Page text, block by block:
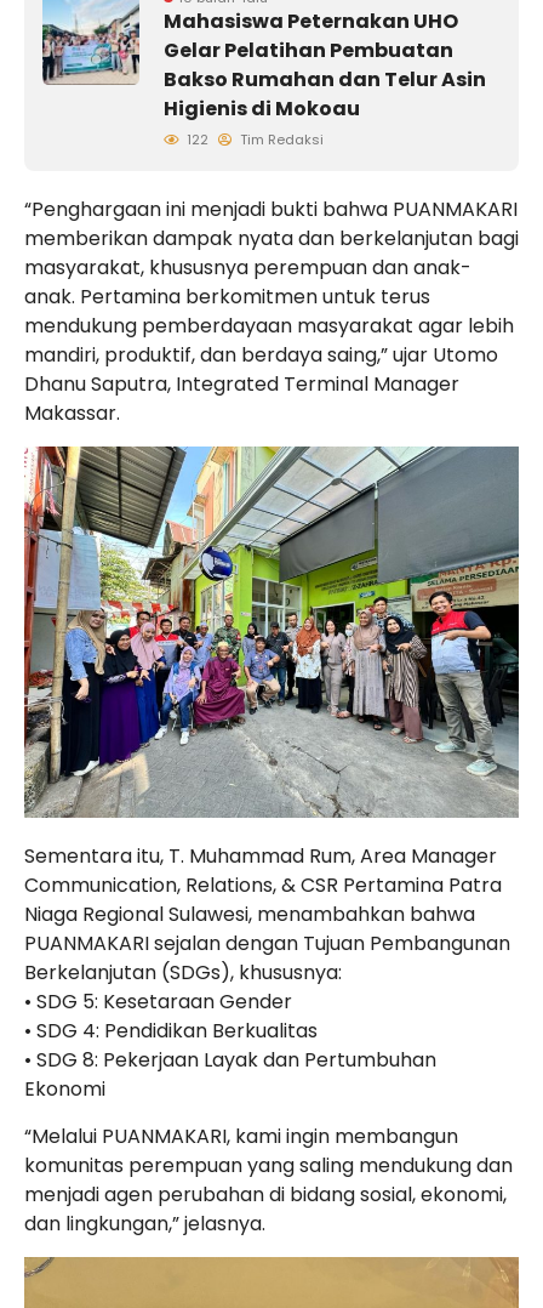
Mahasiswa Peternakan UHO
Gelar Pelatihan Pembuatan
Bakso Rumahan dan Telur Asin
Higienis di Mokoau
122 Tim Redaksi
“Penghargaan ini menjadi bukti bahwa PUANMAKARI
memberikan dampak nyata dan berkelanjutan bagi
masyarakat, khususnya perempuan dan anak-
anak. Pertamina berkomitmen untuk terus
mendukung pemberdayaan masyarakat agar lebih
mandiri, produktif, dan berdaya saing,” ujar Utomo
Dhanu Saputra, Integrated Terminal Manager
Makassar.
Sementara itu, T. Muhammad Rum, Area Manager
Communication, Relations, & CSR Pertamina Patra
Niaga Regional Sulawesi, menambahkan bahwa
PUANMAKARI sejalan dengan Tujuan Pembangunan
Berkelanjutan (SDGs), khususnya:
• SDG 5: Kesetaraan Gender
• SDG 4: Pendidikan Berkualitas
• SDG 8: Pekerjaan Layak dan Pertumbuhan
Ekonomi
“Melalui PUANMAKARI, kami ingin membangun
komunitas perempuan yang saling mendukung dan
menjadi agen perubahan di bidang sosial, ekonomi,
dan lingkungan,” jelasnya.